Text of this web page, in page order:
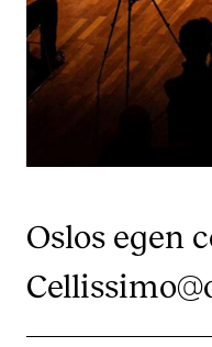
CREMAH
NordART
Prosjekter
Utveksling
Internasjonal strategi
Oslos egen